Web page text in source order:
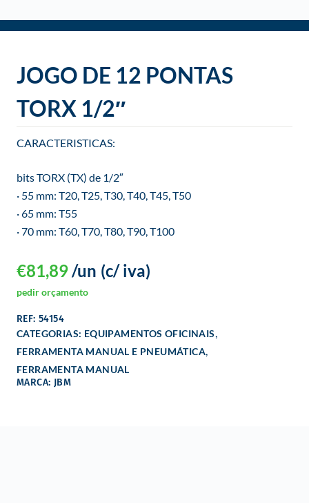
JOGO DE 12 PONTAS
TORX 1/2″
CARACTERISTICAS:
bits TORX (TX) de 1/2″
· 55 mm: T20, T25, T30, T40, T45, T50
· 65 mm: T55
· 70 mm: T60, T70, T80, T90, T100
€81,89 (c/ iva)
/un
pedir orçamento
REF: 54154
CATEGORIAS: EQUIPAMENTOS OFICINAIS,
FERRAMENTA MANUAL E PNEUMÁTICA,
FERRAMENTA MANUAL
MARCA: JBM